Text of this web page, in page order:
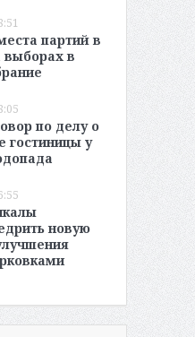
партий в
выборах в
по делу о
гостиницы у
новую